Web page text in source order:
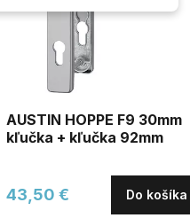
AUSTIN HOPPE F9 30mm
kľučka + kľučka 92mm
43,50 € Do košíka